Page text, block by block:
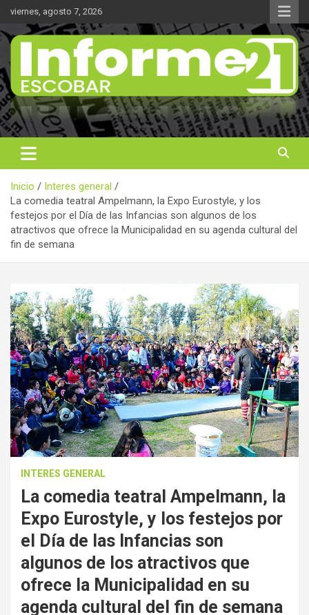
Saltar
contenido
viernes, agosto 7, 2026
Informe 21
Noticas reales
Inicio
Interes general
La comedia teatral Ampelmann, la Expo Eurostyle, y los
festejos por el Día de las Infancias son algunos de los
atractivos que ofrece la Municipalidad en su agenda cultural del
fin de semana
INTERES GENERAL
La comedia teatral Ampelmann, la
Expo Eurostyle, y los festejos por
el Día de las Infancias son
algunos de los atractivos que
ofrece la Municipalidad en su
agenda cultural del fin de semana